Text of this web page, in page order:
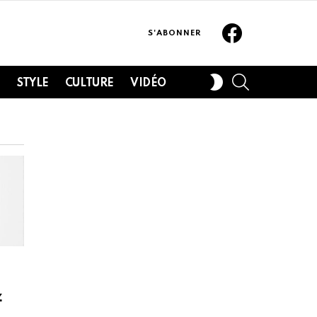
S'ABONNER
STYLE CULTURE VIDÉO
SWITCH
SKIN